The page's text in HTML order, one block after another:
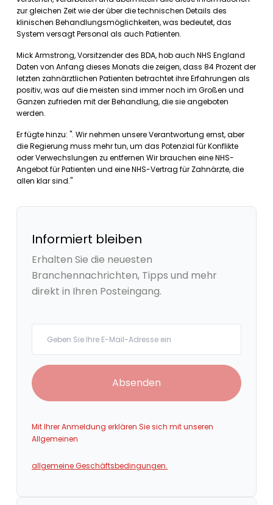
zur gleichen Zeit wie der über die technischen Details des
klinischen Behandlungsmöglichkeiten, was bedeutet, das
System versagt Personal als auch Patienten.
Mick Armstrong, Vorsitzender des BDA, hob auch NHS England
Daten von Anfang dieses Monats die zeigen, dass 84 Prozent der
letzten zahnärztlichen Patienten betrachtet ihre Erfahrungen als
positiv, was auf die meisten sind immer noch im Großen und
Ganzen zufrieden mit der Behandlung, die sie angeboten
werden.
Er fügte hinzu: ". Wir nehmen unsere Verantwortung ernst, aber
die Regierung muss mehr tun, um das Potenzial für Konflikte
oder Verwechslungen zu entfernen Wir brauchen eine NHS-
Angebot für Patienten und eine NHS-Vertrag für Zahnärzte, die
allen klar sind."
Informiert bleiben
Erhalten Sie die neuesten
Branchennachrichten, Tipps und mehr
direkt in Ihren Posteingang.
Absenden
Mit Ihrer Anmeldung erklären Sie sich mit unseren
Allgemeinen
allgemeine Geschäftsbedingungen.